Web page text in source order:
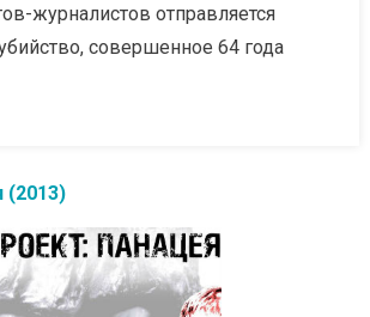
журналистов отправляется
совершенное 64 года
(2013)